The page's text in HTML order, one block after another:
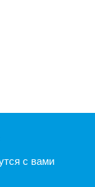
с вами